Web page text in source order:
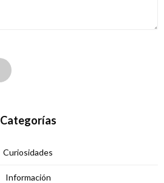
Categorías
Curiosidades
Información